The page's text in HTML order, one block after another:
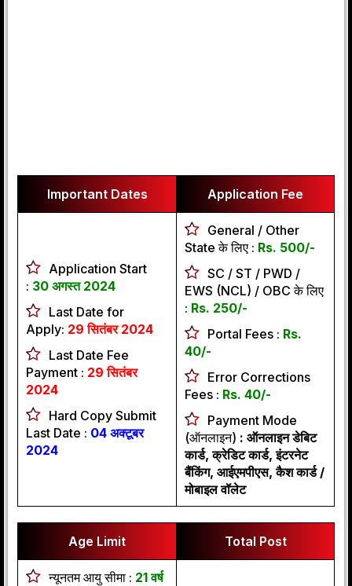
Important Dates Application Fee
Application Start
: 30 अगस्त 2024
Last Date for
Apply: 29 सितंबर 2024
Last Date Fee
Payment : 29 सितंबर
2024
Hard Copy Submit
Last Date : 04 अक्टूबर
2024
General / Other
State के लिए : Rs. 500/-
SC / ST / PWD /
EWS (NCL) / OBC के लिए
: Rs. 250/-
Portal Fees : Rs.
40/-
Error Corrections
Fees : Rs. 40/-
Payment Mode
(ऑनलाइन) : ऑनलाइन डेबिट
कार्ड, क्रेडिट कार्ड, इंटरनेट
बैंकिंग, आईएमपीएस, कैश कार्ड /
मोबाइल वॉलेट
Age Limit Total Post
न्यूनतम आयु सीमा : 21 वर्ष